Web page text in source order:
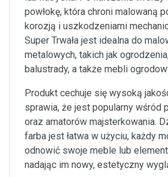
powłokę, która chroni malowaną
korozją i uszkodzeniami
Super Trwała jest idealna do
metalowych, takich jak
balustrady, a także mebli
Produkt cechuje się wysoką
sprawia, że jest popularny wśród
oraz amatorów majsterkowania.
farba jest łatwa w użyciu, każdy
odnowić swoje meble lub
nadając im nowy, estetyczny